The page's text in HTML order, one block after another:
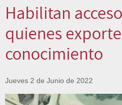
Habilitan
quienes
conocimiento
Jueves 2 de Junio de 2022